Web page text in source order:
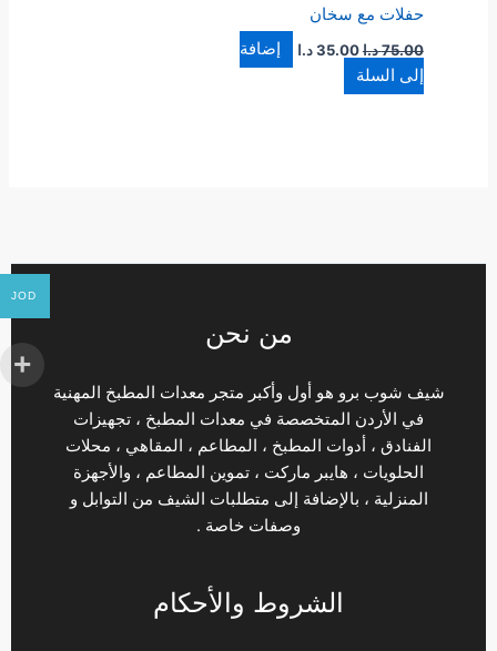
حفلات مع سخان
75.00د.ا35.00 د.ا
إضافة
إلى السلة
من نحن
شيف شوب برو هو أول وأكبر متجر معدات المطبخ المهنية
في الأردن المتخصصة في معدات المطبخ ، تجهيزات
الفنادق ، أدوات المطبخ ، المطاعم ، المقاهي ، محلات
الحلويات ، هايبر ماركت ، تموين المطاعم ، والأجهزة
المنزلية ، بالإضافة إلى متطلبات الشيف من التوابل و
وصفات خاصة .
الشروط والأحكام
JOD